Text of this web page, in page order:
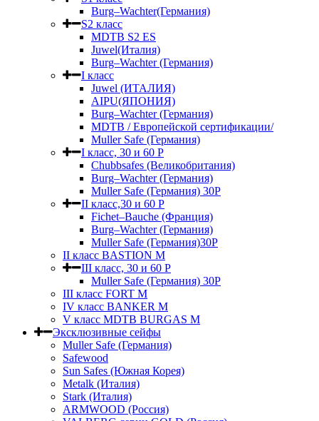
Burg–Wachter(Германия)
S2 класс
MDTB S2 ES
Juwel(Италия)
Burg–Wachter (Германия)
I класс
Juwel (ИТАЛИЯ)
AIPU(ЯПОНИЯ)
Burg–Wachter (Германия)
MDTB / Европейской сертификации/
Muller Safe (Германия)
I класс, 30 и 60 P
Chubbsafes (Великобритания)
Burg–Wachter (Германия)
Muller Safe (Германия) 30Р
II класс,30 и 60 P
Fichet–Bauche (Франция)
Burg–Wachter (Германия)
Muller Safe (Германия)30P
II класс BASTION M
III класс, 30 и 60 P
Muller Safe (Германия) 30Р
III класс FORT M
IV класс BANKER M
V класс МDTB BURGAS M
Эксклюзивные сейфы
Muller Safe (Германия)
Safewood
Sun Safes (Южная Корея)
Metalk (Италия)
Stark (Италия)
ARMWOOD (Россия)